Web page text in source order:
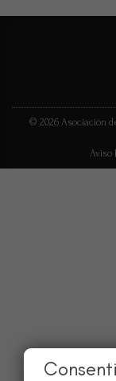
© 2026 Asociación
Aviso